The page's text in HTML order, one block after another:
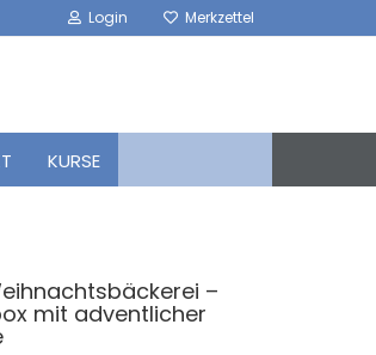
Login Merkzettel
KURSE
–
mit ad­vent­li­cher